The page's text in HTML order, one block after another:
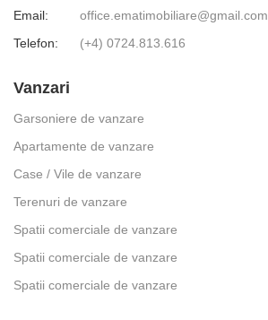
Email:
office.ematimobiliare@gmail.com
Telefon:
(+4) 0724.813.616
Vanzari
Garsoniere de vanzare
Apartamente de vanzare
Case / Vile de vanzare
Terenuri de vanzare
Spatii comerciale de vanzare
Spatii comerciale de vanzare
Spatii comerciale de vanzare